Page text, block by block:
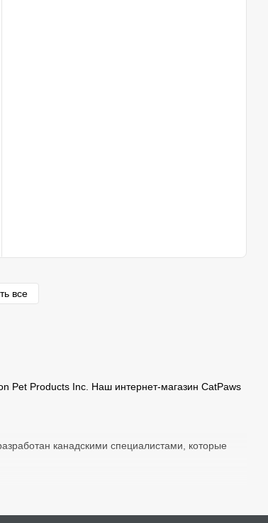
Pet Products Inc. Наш интернет-магазин CatPaws
канадскими специалистами, которые
все